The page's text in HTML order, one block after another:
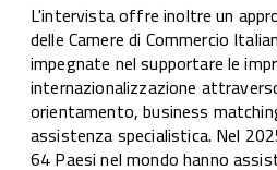
L'intervista offre inoltre un
delle Camere di Commercio
impegnate nel supportare le
internazionalizzazione
orientamento, business
assistenza specialistica. Nel
64 Paesi nel mondo hanno